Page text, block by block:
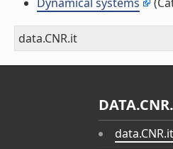
data.CNR.it
data.CNR.it